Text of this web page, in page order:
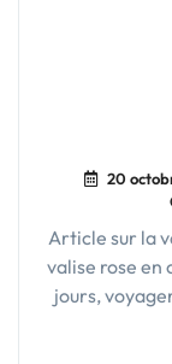
20
Article sur la
valise rose en
jours,